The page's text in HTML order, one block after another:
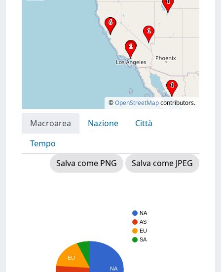
©OpenStreetMapcontributors.
Macroarea Nazione
Città
Tempo
Salva come PNG
Salva come JPEG
NA
AS
EU
SA
EU
NA